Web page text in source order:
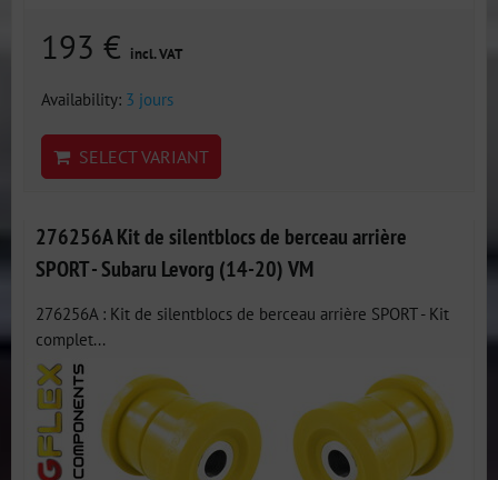
193 € incl. VAT
Availability: 3 jours
SELECT VARIANT
276256A Kit de silentblocs de berceau arrière
SPORT - Subaru Levorg (14-20) VM
276256A : Kit de silentblocs de berceau arrière SPORT - Kit
complet...